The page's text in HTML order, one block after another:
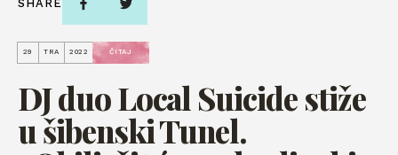
29 TRA 2022 ČITAJ
DJ duo Local Suicide stiže
u šibenski Tunel.
SHARE